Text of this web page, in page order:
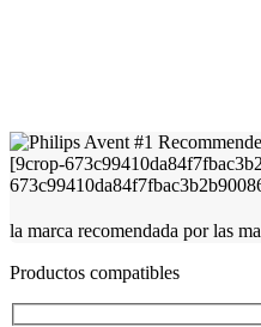
la marca recomendada por las
Productos compatibles